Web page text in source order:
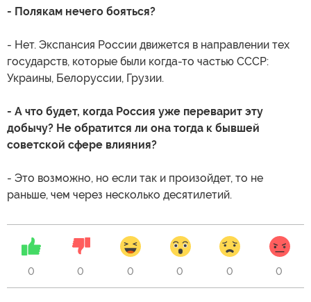
- Полякам нечего бояться?
- Нет. Экспансия России движется в направлении тех
государств, которые были когда-то частью СССР:
Украины, Белоруссии, Грузии.
- А что будет, когда Россия уже переварит эту
добычу? Не обратится ли она тогда к бывшей
советской сфере влияния?
- Это возможно, но если так и произойдет, то не
раньше, чем через несколько десятилетий.
0 0 0 0 0 0